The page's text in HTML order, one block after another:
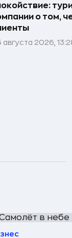
о том,
августа 2026,